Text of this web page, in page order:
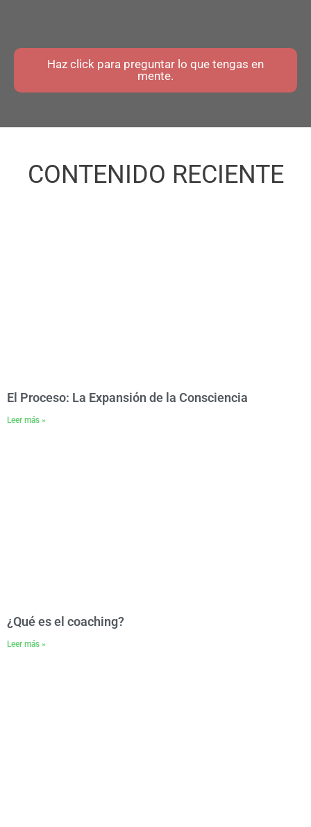
Haz click para preguntar lo que tengas en
mente.
CONTENIDO RECIENTE
El Proceso: La Expansión de la Consciencia
Leer más »
¿Qué es el coaching?
Leer más »